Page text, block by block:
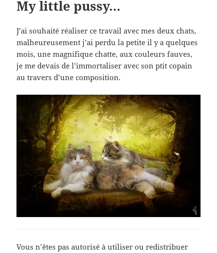
My little pussy…
J’ai souhaité réaliser ce travail avec mes deux chats,
malheureusement j’ai perdu la petite il y a quelques
mois, une magnifique chatte, aux couleurs fauves,
je me devais de l’immortaliser avec son ptit copain
au travers d’une composition.
Vous n’êtes pas autorisé à utiliser ou redistribuer